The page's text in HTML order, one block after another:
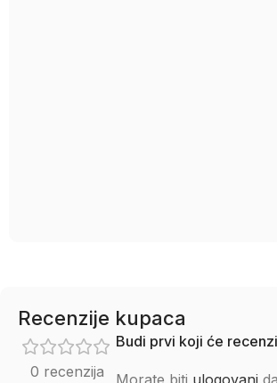
Recenzije kupaca
0 recenzija
Budi prvi koji će
Morate biti ulogovani